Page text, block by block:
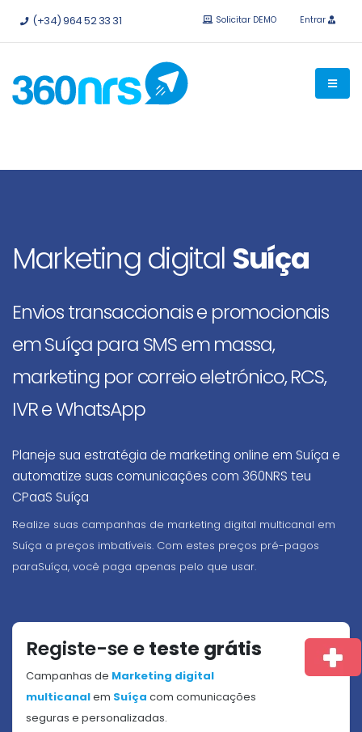
Experimentegrátis sem compromisso.APIs e integrações
(+34) 964 52 33 31 Solicitar DEMO Entrar
Marketing digital Suíça
Envios transaccionais e promocionais
em Suíça para SMS em massa,
marketing por correio eletrónico, RCS,
IVR e WhatsApp
Planeje sua estratégia de marketing online em Suíça e
automatize suas comunicações com 360NRS teu
CPaaS Suíça
Realize suas campanhas de marketing digital multicanal em
Suíça a preços imbatíveis. Com estes preços pré-pagos
paraSuíça, você paga apenas pelo que usar.
Registe-se eteste grátis
Campanhas de Marketing digital
multicanalem Suíça com comunicações
seguras e personalizadas.